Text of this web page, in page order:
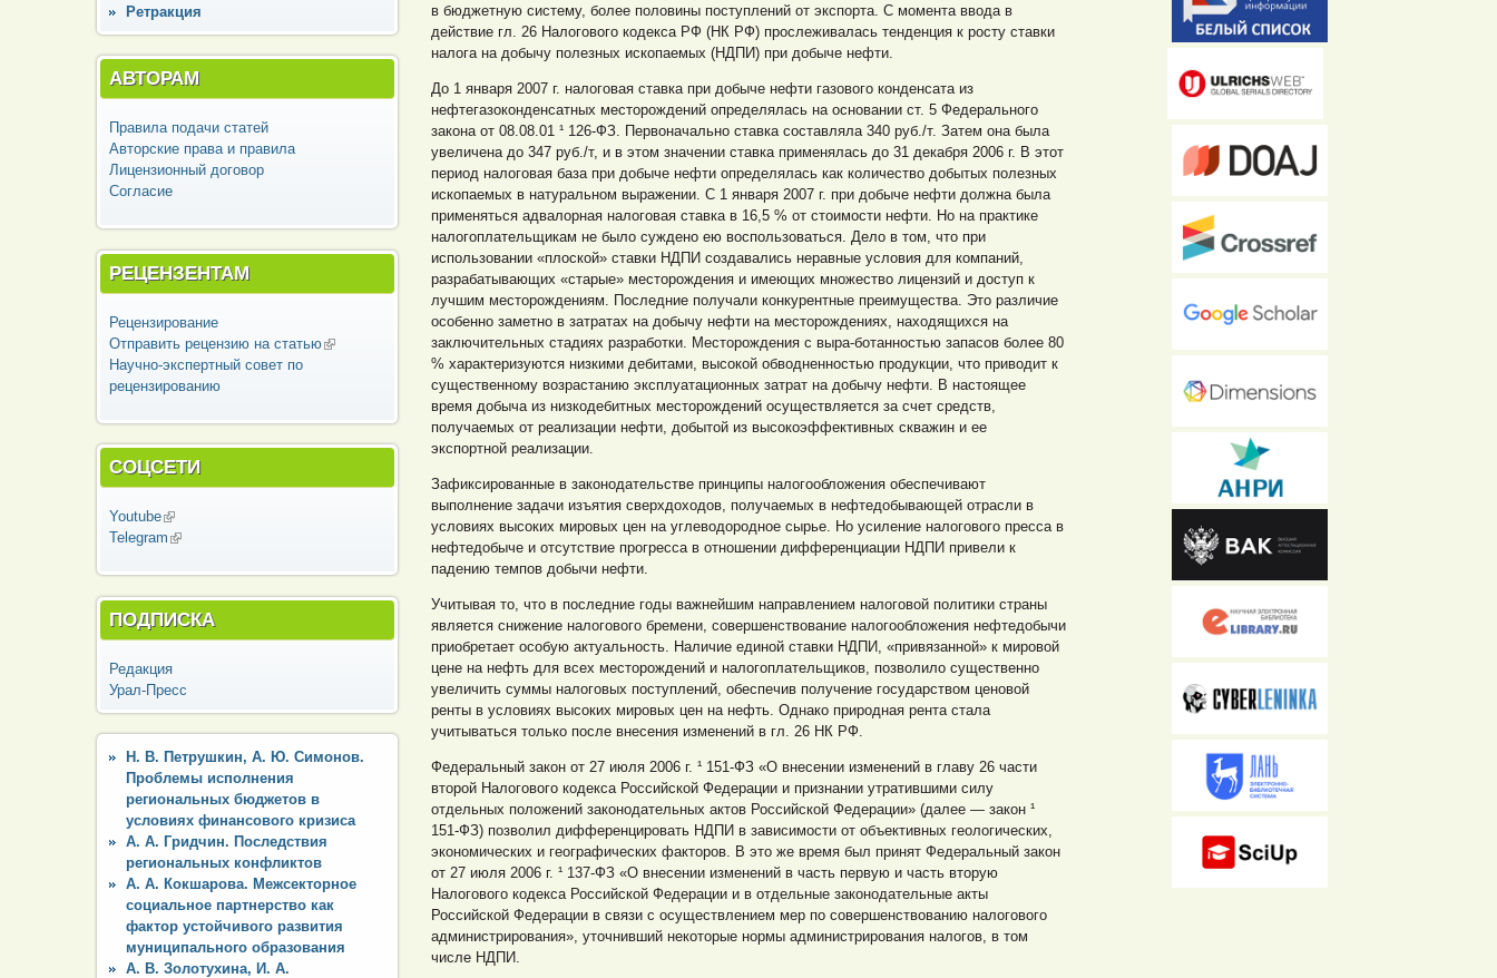
Ретракция
АВТОРАМ
Правила подачи статей
Авторские права и правила
Лицензионный договор
Согласие
РЕЦЕНЗЕНТАМ
Рецензирование
Отправить рецензию на статью(внешняя
Научно-экспертный совет по
рецензированию
СОЦСЕТИ
Youtube(внешняя ссылка)
Telegram (внешняя ссылка)
ПОДПИСКА
Редакция
Урал-Пресс
Н. В. Петрушкин, А. Ю. Симонов.
Проблемы исполнения
региональных бюджетов в
условиях финансового кризиса
А. А. Гридчин. Последствия
региональных конфликтов
А. А. Кокшарова. Межсекторное
социальное партнерство как
фактор устойчивого развития
муниципального образования
А. В. Золотухина, И. А.
в бюджетную систему, более половины поступлений от экспорта. С момента ввода в
действие гл. 26 Налогового кодекса РФ (НК РФ) прослеживалась тенденция к росту ставки
налога на добычу полезных ископаемых (НДПИ) при добыче нефти.
До 1 января 2007 г. налоговая ставка при добыче нефти газового конденсата из
нефтегазоконденсатных месторождений определялась на основании ст. 5 Федерального
закона от 08.08.01 ¹ 126-ФЗ. Первоначально ставка составляла 340 руб./т. Затем она была
увеличена до 347 руб./т, и в этом значении ставка применялась до 31 декабря 2006 г. В этот
период налоговая база при добыче нефти определялась как количество добытых полезных
ископаемых в натуральном выражении. С 1 января 2007 г. при добыче нефти должна была
применяться адвалорная налоговая ставка в 16,5 % от стоимости нефти. Но на практике
налогоплательщикам не было суждено ею воспользоваться. Дело в том, что при
использовании «плоской» ставки НДПИ создавались неравные условия для компаний,
разрабатывающих «старые» месторождения и имеющих множество лицензий и доступ к
лучшим месторождениям. Последние получали конкурентные преимущества. Это различие
особенно заметно в затратах на добычу нефти на месторождениях, находящихся на
заключительных стадиях разработки. Месторождения с выра-ботанностью запасов более 80
% характеризуются низкими дебитами, высокой обводненностью продукции, что приводит к
существенному возрастанию эксплуатационных затрат на добычу нефти. В настоящее
время добыча из низкодебитных месторождений осуществляется за счет средств,
получаемых от реализации нефти, добытой из высокоэффективных скважин и ее
экспортной реализации.
Зафиксированные в законодательстве принципы налогообложения обеспечивают
выполнение задачи изъятия сверхдоходов, получаемых в нефтедобывающей отрасли в
условиях высоких мировых цен на углеводородное сырье. Но усиление налогового пресса в
нефтедобыче и отсутствие прогресса в отношении дифференциации НДПИ привели к
падению темпов добычи нефти.
Учитывая то, что в последние годы важнейшим направлением налоговой политики страны
является снижение налогового бремени, совершенствование налогообложения нефтедобычи
приобретает особую актуальность. Наличие единой ставки НДПИ, «привязанной» к мировой
цене на нефть для всех месторождений и налогоплательщиков, позволило существенно
увеличить суммы налоговых поступлений, обеспечив получение государством ценовой
ренты в условиях высоких мировых цен на нефть. Однако природная рента стала
учитываться только после внесения изменений в гл. 26 НК РФ.
Федеральный закон от 27 июля 2006 г. ¹ 151-ФЗ «О внесении изменений в главу 26 части
второй Налогового кодекса Российской Федерации и признании утратившими силу
отдельных положений законодательных актов Российской Федерации» (далее — закон ¹
151-ФЗ) позволил дифференцировать НДПИ в зависимости от объективных геологических,
экономических и географических факторов. В это же время был принят Федеральный закон
от 27 июля 2006 г. ¹ 137-ФЗ «О внесении изменений в часть первую и часть вторую
Налогового кодекса Российской Федерации и в отдельные законодательные акты
Российской Федерации в связи с осуществлением мер по совершенствованию налогового
администрирования», уточнивший некоторые нормы администрирования налогов, в том
числе НДПИ.